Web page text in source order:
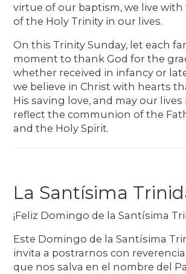
virtue of our baptism, we live with
of the Holy Trinity in our lives.
On this Trinity Sunday, let each
moment to thank God for the
whether received in infancy or
we believe in Christ with hearts
His saving love, and may our
reflect the communion of the
and the Holy Spirit.
La Santísima
¡Feliz Domingo de la Santísima
Este Domingo de la Santísima
invita a postrarnos con
que nos salva en el nombre del